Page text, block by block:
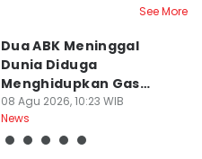
See More
Dua ABK Meninggal
Dunia Diduga
Menghidupkan Gas
Beracun di Kapal
08 Agu 2026, 10:23 WIB
News